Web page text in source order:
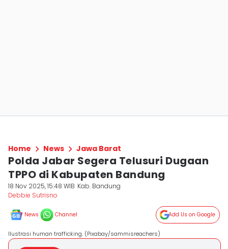
Home News Jawa Barat
Polda Jabar Segera Telusuri Dugaan
TPPO di Kabupaten Bandung
18 Nov 2025, 15:48 WIB Kab. Bandung
Debbie Sutrisno
News Channel Add Us on Google
Ilustrasi human trafficking. (Pixabay/sammisreachers)